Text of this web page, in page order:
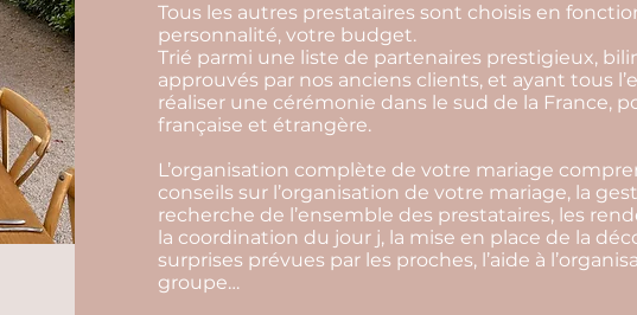
Tous les autres prestataires sont choisis en
personnalité, votre budget.
Trié parmi une liste de partenaires prestigieux,
approuvés par nos anciens clients, et ayant tous
réaliser une cérémonie dans le sud de la France,
française et étrangère.
L’organisation complète de votre mariage
conseils sur l’organisation de votre mariage, la
recherche de l’ensemble des prestataires, les
la coordination du jour j, la mise en place de la
surprises prévues par les proches, l’aide à
groupe…